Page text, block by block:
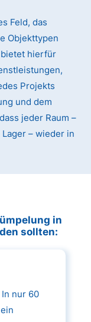
Feld, das
Objekttypen
hierfür
Projekts
und dem
jeder Raum –
– wieder in
in
sollten:
nur 60